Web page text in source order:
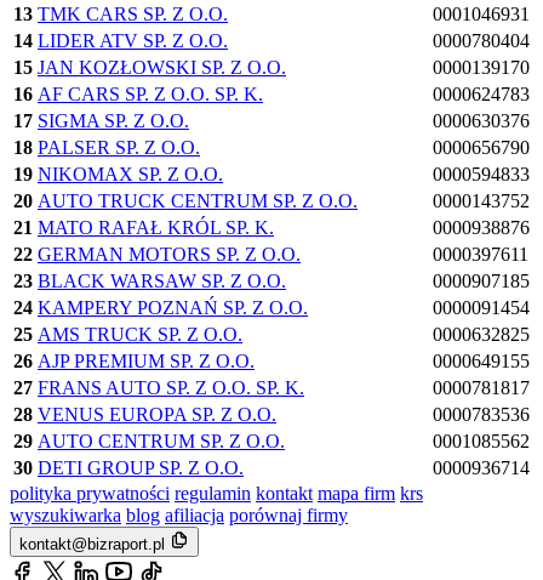
13 TMK CARS SP. Z O.O.
0001046931
14 LIDER ATV SP. Z O.O.
0000780404
15 JAN KOZŁOWSKI SP. Z O.O.
0000139170
16 AF CARS SP. Z O.O. SP. K.
0000624783
17 SIGMA SP. Z O.O.
0000630376
18 PALSER SP. Z O.O.
0000656790
19 NIKOMAX SP. Z O.O.
0000594833
20 AUTO TRUCK CENTRUM SP. Z O.O.
0000143752
21 MATO RAFAŁ KRÓL SP. K.
0000938876
22 GERMAN MOTORS SP. Z O.O.
0000397611
23 BLACK WARSAW SP. Z O.O.
0000907185
24 KAMPERY POZNAŃ SP. Z O.O.
0000091454
25 AMS TRUCK SP. Z O.O.
0000632825
26 AJP PREMIUM SP. Z O.O.
0000649155
27 FRANS AUTO SP. Z O.O. SP. K.
0000781817
28 VENUS EUROPA SP. Z O.O.
0000783536
29 AUTO CENTRUM SP. Z O.O.
0001085562
30 DETI GROUP SP. Z O.O.
0000936714
polityka prywatności regulamin kontakt mapa firm krs
wyszukiwarka blog afiliacja porównaj firmy
kontakt@bizraport.pl